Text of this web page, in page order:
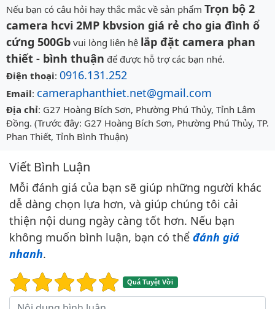
Nếu bạn có câu hỏi hay thắc mắc về sản phẩm Trọn bộ 2
camera hcvi 2MP kbvsion giá rẻ cho gia đình ổ
cứng 500Gb vui lòng liên hệ lắp đặt camera phan
thiết - bình thuận để được hỗ trợ các bạn nhé.
Điện thoại: 0916.131.252
Email: cameraphanthiet.net@gmail.com
Địa chỉ: G27 Hoàng Bích Sơn, Phường Phú Thủy, Tỉnh Lâm
Đồng. (Trước đây: G27 Hoàng Bích Sơn, Phường Phú Thủy, TP.
Phan Thiết, Tỉnh Bình Thuận)
Viết Bình Luận
Mỗi đánh giá của bạn sẽ giúp những người khác
dễ dàng chọn lựa hơn, và giúp chúng tôi cải
thiện nội dung ngày càng tốt hơn. Nếu bạn
không muốn bình luận, bạn có thể đánh giá
nhanh.
Quá Tuyệt Vời
Nội dung bình luận